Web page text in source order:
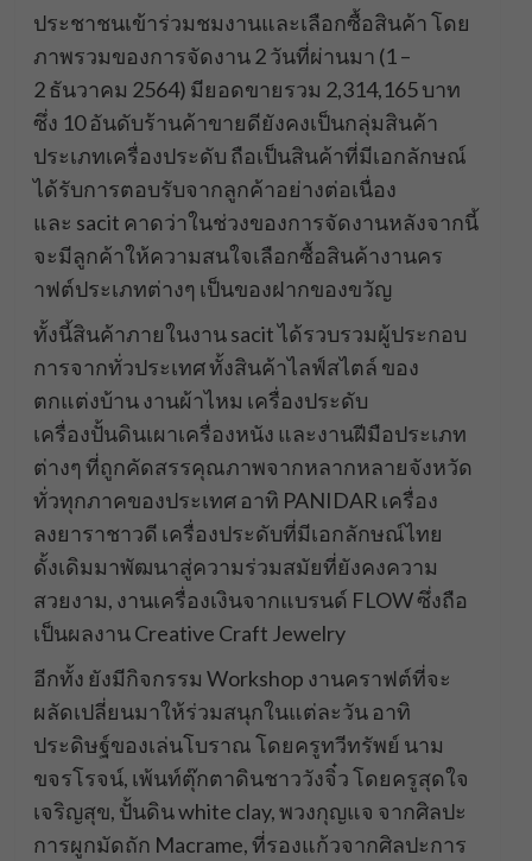
ประชาชนเข้าร่วมชมงานและเลือกซื้อสินค้า โดย
ภาพรวมของการจัดงาน 2 วันที่ผ่านมา (1 –
2 ธันวาคม 2564) มียอดขายรวม 2,314,165 บาท
ซึ่ง 10 อันดับร้านค้าขายดียังคงเป็นกลุ่มสินค้า
ประเภทเครื่องประดับ ถือเป็นสินค้าที่มีเอกลักษณ์
ได้รับการตอบรับจากลูกค้าอย่างต่อเนื่อง
และ sacit คาดว่าในช่วงของการจัดงานหลังจากนี้
จะมีลูกค้าให้ความสนใจเลือกซื้อสินค้างานคร
าฟต์ประเภทต่างๆ เป็นของฝากของขวัญ
ทั้งนี้สินค้าภายในงาน sacit ได้รวบรวมผู้ประกอบ
การจากทั่วประเทศ ทั้งสินค้าไลฟ์สไตล์ ของ
ตกแต่งบ้าน งานผ้าไหม เครื่องประดับ
เครื่องปั้นดินเผาเครื่องหนัง และงานฝีมือประเภท
ต่างๆ ที่ถูกคัดสรรคุณภาพจากหลากหลายจังหวัด
ทั่วทุกภาคของประเทศ อาทิ PANIDAR เครื่อง
ลงยาราชาวดี เครื่องประดับที่มีเอกลักษณ์ไทย
ดั้งเดิมมาพัฒนาสู่ความร่วมสมัยที่ยังคงความ
สวยงาม, งานเครื่องเงินจากแบรนด์ FLOW ซึ่งถือ
เป็นผลงาน Creative Craft Jewelry
อีกทั้ง ยังมีกิจกรรม Workshop งานคราฟต์ที่จะ
ผลัดเปลี่ยนมาให้ร่วมสนุกในแต่ละวัน อาทิ
ประดิษฐ์ของเล่นโบราณ โดยครูทวีทรัพย์ นาม
ขจรโรจน์, เพ้นท์ตุ๊กตาดินชาววังจิ๋ว โดยครูสุดใจ
เจริญสุข, ปั้นดิน white clay, พวงกุญแจ จากศิลปะ
การผูกมัดถัก Macrame, ที่รองแก้วจากศิลปะการ